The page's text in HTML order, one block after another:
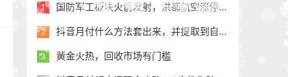
1 国防军工板块火箭发射，洪都航空涨停，中航沈飞涨超6%！国防军工ETF（512810）直线冲高2%！
2 抖音月付什么方法套出来，并提取到自己银行卡的，小编带你一探究竟！
3 黄金火热，回收市场有门槛